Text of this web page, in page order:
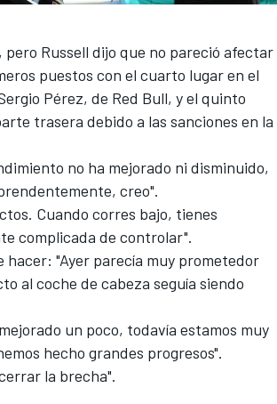
Russell dijo que no pareció afectar
puestos con el cuarto lugar en el
Pérez, de Red Bull, y el quinto
trasera debido a las sanciones en la
no ha mejorado ni disminuido,
creo".
Cuando corres bajo, tienes
complicada de controlar".
"Ayer parecía muy prometedor
al coche de cabeza seguía siendo
un poco, todavía estamos muy
hecho grandes progresos".
la brecha".